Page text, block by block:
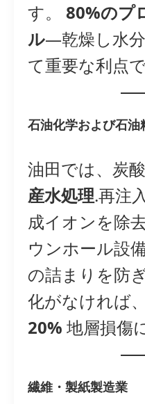
す。 80%のプ
ル—乾燥し水
て重要な利点で
石油化学および石油
油田では、炭
産水処理.再注
成イオンを除
ウンホール設
の詰まりを防
化がなければ
20% 地層損傷
繊維・製紙製造業